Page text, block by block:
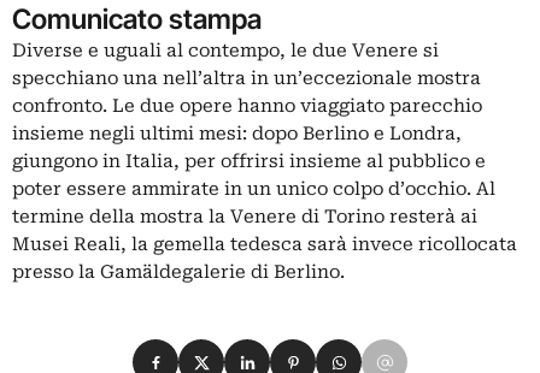
Comunicato stampa
Diverse e uguali al contempo, le due Venere si
specchiano una nell’altra in un’eccezionale mostra
confronto. Le due opere hanno viaggiato parecchio
insieme negli ultimi mesi: dopo Berlino e Londra,
giungono in Italia, per offrirsi insieme al pubblico e
poter essere ammirate in un unico colpo d’occhio. Al
termine della mostra la Venere di Torino resterà ai
Musei Reali, la gemella tedesca sarà invece ricollocata
presso la Gamäldegalerie di Berlino.
Condividi su Facebook
Condividi su X
Condividi su LinkedIn
Condividi su Pinterest
Condividi su WhatsApp
Condividi su Email